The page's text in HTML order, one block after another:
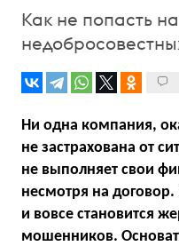
Как не попасть
Ни одна компания,
не застрахована от
не выполняет свои
несмотря на договор.
и вовсе становится
мошенников.